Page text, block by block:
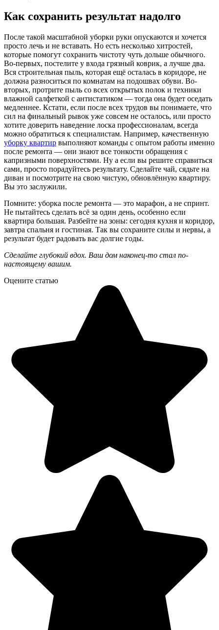
Как сохранить результат надолго
После такой масштабной уборки руки опускаются и хочется
просто лечь и не вставать. Но есть несколько хитростей,
которые помогут сохранить чистоту чуть дольше обычного.
Во-первых, постелите у входа грязный коврик, а лучше два.
Вся строительная пыль, которая ещё осталась в коридоре, не
должна разноситься по комнатам на подошвах обуви. Во-
вторых, протрите пыль со всех открытых полок и техники
влажной салфеткой с антистатиком — тогда она будет оседать
медленнее. Кстати, если после всех трудов вы понимаете, что
сил на финальный рывок уже совсем не осталось, или просто
хотите доверить наведение лоска профессионалам, всегда
можно обратиться к специалистам. Например, качественную
уборку квартир выполняют команды с опытом работы именно
после ремонта — они знают все тонкости обращения с
капризными поверхностями. Ну а если вы решите справиться
сами, просто порадуйтесь результату. Сделайте чай, сядьте на
диван и посмотрите на свою чистую, обновлённую квартиру.
Вы это заслужили.
Помните: уборка после ремонта — это марафон, а не спринт.
Не пытайтесь сделать всё за один день, особенно если
квартира большая. Разбейте на зоны: сегодня кухня и коридор,
завтра спальня и гостиная. Так вы сохраните силы и нервы, а
результат будет радовать вас долгие годы.
Сделайте глубокий вдох. Ваш дом наконец-то стал по-
настоящему вашим.
Оцените статью